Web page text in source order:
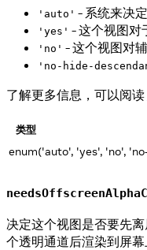
'auto' - 系统来决
'yes' - 这个视图对
'no' - 这个视图对
'no-hide-
了解更多信息，可以阅读
类型
enum('auto', 'yes', 'no',
决定这个视图是否要先
个透明通道后渲染到屏